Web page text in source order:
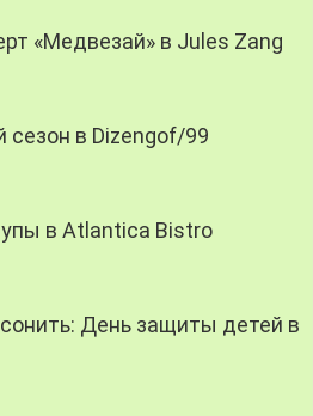
«Медвезай» в Jules Zang
сезон в Dizengof/99
в Atlantica Bistro
День защиты детей в